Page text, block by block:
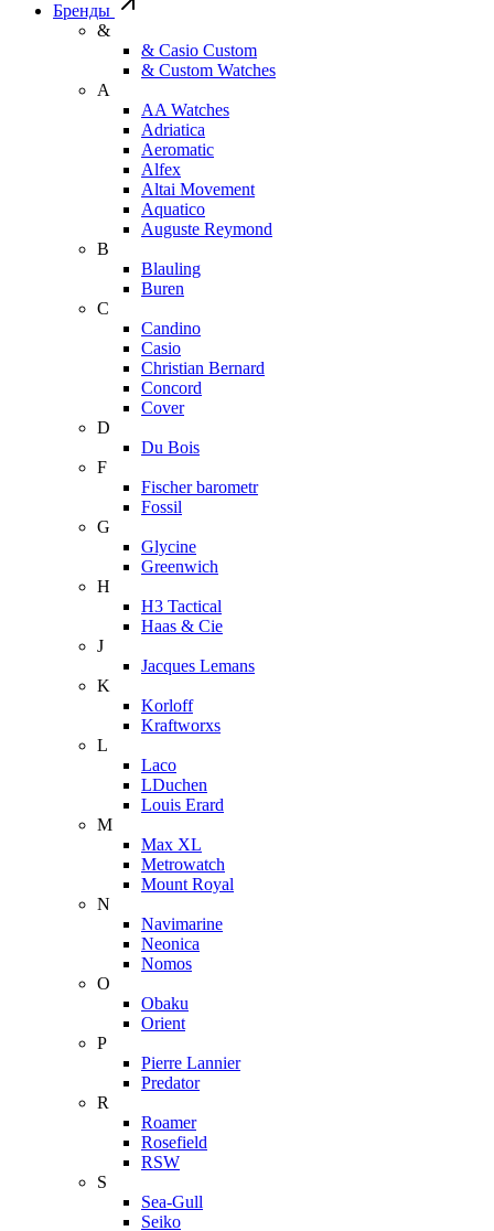
Бренды
&
& Casio Custom
& Custom Watches
A
AA Watches
Adriatica
Aeromatic
Alfex
Altai Movement
Aquatico
Auguste Reymond
B
Blauling
Buren
C
Candino
Casio
Christian Bernard
Concord
Cover
D
Du Bois
F
Fischer barometr
Fossil
G
Glycine
Greenwich
H
H3 Tactical
Haas & Cie
J
Jacques Lemans
K
Korloff
Kraftworxs
L
Laco
LDuchen
Louis Erard
M
Max XL
Metrowatch
Mount Royal
N
Navimarine
Neonica
Nomos
O
Obaku
Orient
P
Pierre Lannier
Predator
R
Roamer
Rosefield
RSW
S
Sea-Gull
Seiko